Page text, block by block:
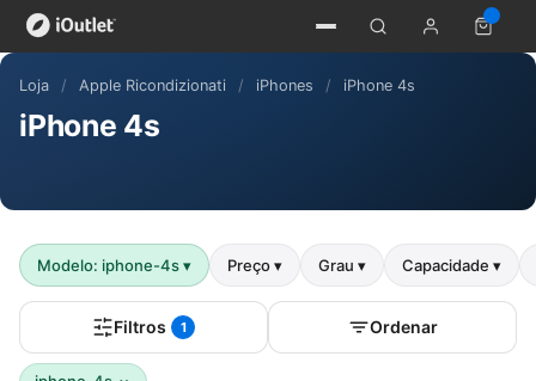
Loja / Apple Ricondizionati / iPhones / iPhone 4s
iPhone 4s
Modelo: iphone-4s▾ Preço▾ Grau ▾ Capacidade ▾
Filtros 1 Ordenar